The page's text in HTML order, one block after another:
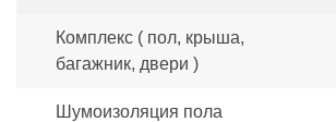
Комплекс ( пол, крыша,
багажник, двери )
Шумоизоляция пола